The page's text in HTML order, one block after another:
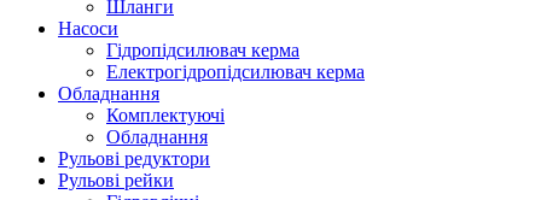
Шланги
Насоси
Гідропідсилювач керма
Електрогідропідсилювач керма
Обладнання
Комплектуючі
Обладнання
Рульові редуктори
Рульові рейки